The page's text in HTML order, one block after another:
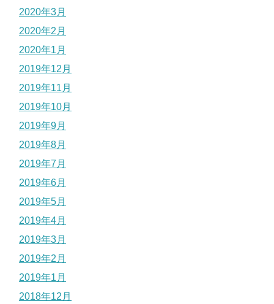
2020年3月
2020年2月
2020年1月
2019年12月
2019年11月
2019年10月
2019年9月
2019年8月
2019年7月
2019年6月
2019年5月
2019年4月
2019年3月
2019年2月
2019年1月
2018年12月